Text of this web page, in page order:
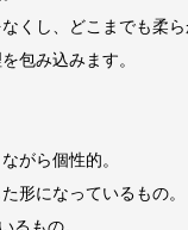
くし、どこまでも柔ら
包み込みます。
がら個性的。
形になっているもの。